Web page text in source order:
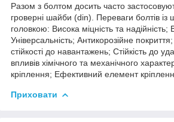
Разом з болтом досить часто
гроверні шайби (din). Переваги болтів із
головкою: Висока міцність та надійність;
Універсальність; Антикорозійне
стійкості до навантажень; Стійкість до
впливів хімічного та механічного
кріплення; Ефективний елемент
Приховати